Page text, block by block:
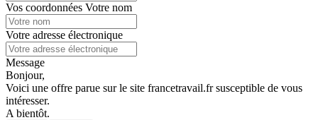
Vos coordonnées Votre nom
Votre adresse électronique
Message
Bonjour,
Voici une offre parue sur le site francetravail.fr susceptible de vous
intéresser.
A bientôt.